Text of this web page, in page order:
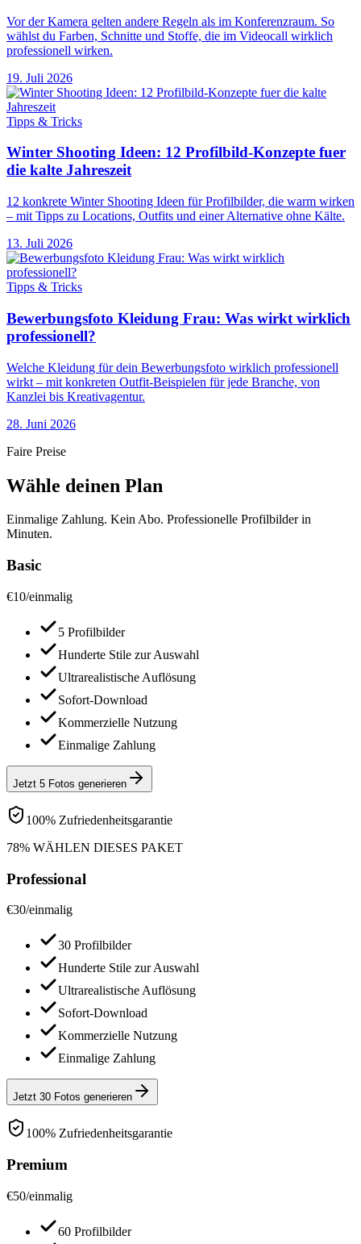
Vor der Kamera gelten andere Regeln als im Konferenzraum. So
wählst du Farben, Schnitte und Stoffe, die im Videocall wirklich
professionell wirken.
19. Juli 2026
Tipps & Tricks
Winter Shooting Ideen: 12 Profilbild-Konzepte fuer
die kalte Jahreszeit
12 konkrete Winter Shooting Ideen für Profilbilder, die warm wirken
– mit Tipps zu Locations, Outfits und einer Alternative ohne Kälte.
13. Juli 2026
Tipps & Tricks
Bewerbungsfoto Kleidung Frau: Was wirkt wirklich
professionell?
Welche Kleidung für dein Bewerbungsfoto wirklich professionell
wirkt – mit konkreten Outfit-Beispielen für jede Branche, von
Kanzlei bis Kreativagentur.
28. Juni 2026
Faire Preise
Wähle deinen Plan
Einmalige Zahlung. Kein Abo. Professionelle Profilbilder in
Minuten.
Basic
€10/einmalig
5 Profilbilder
Hunderte Stile zur Auswahl
Ultrarealistische Auflösung
Sofort-Download
Kommerzielle Nutzung
Einmalige Zahlung
Jetzt 5 Fotos generieren
100% Zufriedenheitsgarantie
78% WÄHLEN DIESES PAKET
Professional
€30/einmalig
30 Profilbilder
Hunderte Stile zur Auswahl
Ultrarealistische Auflösung
Sofort-Download
Kommerzielle Nutzung
Einmalige Zahlung
Jetzt 30 Fotos generieren
100% Zufriedenheitsgarantie
Premium
€50/einmalig
60 Profilbilder